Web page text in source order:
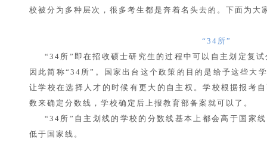
校被分为多种层次，很多考生都是奔着名头去的。下面为大
“34所”
“34所”即在招收硕士研究生的过程中可以自主划定复
因此简称“34所”。国家出台这个政策的目的是给予这些大
让学校在选择人才的时候有更大的自主权。学校根据报考
数来确定分数线，学校确定后上报教育部备案就可以了。
“34所”自主划线的学校的分数线基本上都会高于国家
低于国家线。